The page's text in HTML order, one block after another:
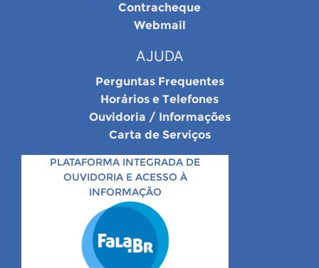
Contracheque
Webmail
AJUDA
Perguntas Frequentes
Horários e Telefones
Ouvidoria / Informações
Carta de Serviços
PLATAFORMA INTEGRADA DE
OUVIDORIA E ACESSO À
INFORMAÇÃO